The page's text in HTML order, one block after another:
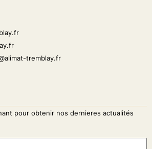
tremblay.fr
pour obtenir nos dernieres actualités